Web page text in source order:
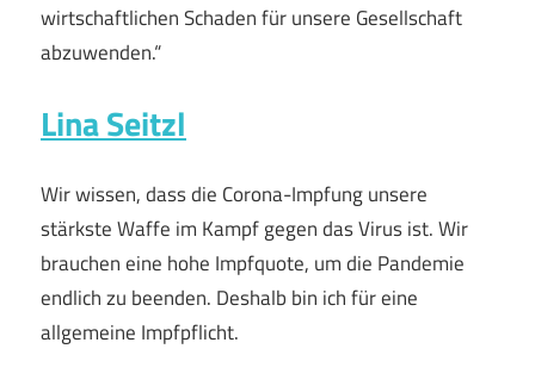
wirtschaftlichen Schaden für unsere Gesellschaft
abzuwenden.“
Lina Seitzl
Wir wissen, dass die Corona-Impfung unsere
stärkste Waffe im Kampf gegen das Virus ist. Wir
brauchen eine hohe Impfquote, um die Pandemie
endlich zu beenden. Deshalb bin ich für eine
allgemeine Impfpflicht.